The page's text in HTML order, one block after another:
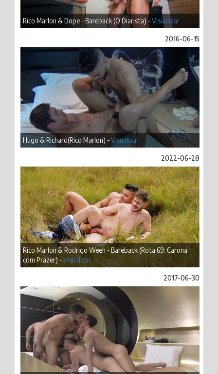
Rico Marlon & Dope - Bareback (O Diarista) -Visualizar
2016-06-15
Hugo & Richard(Rico Marlon) -Visualizar
2022-06-28
Rico Marlon & Rodrigo Weeh - Bareback (Rota 69: Carona
com Prazer) -Visualizar
2017-06-30